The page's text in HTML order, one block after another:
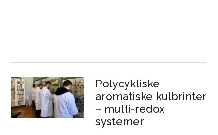
Polycykliske
aromatiske kulbrinter
– multi-redox
systemer